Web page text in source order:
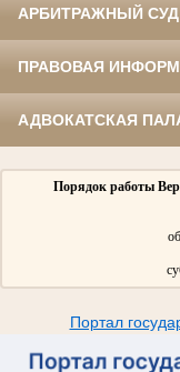
АРБИТРАЖНЫЙ
ПРАВОВАЯ
АДВОКАТСКАЯ
Порядок работы
Портал